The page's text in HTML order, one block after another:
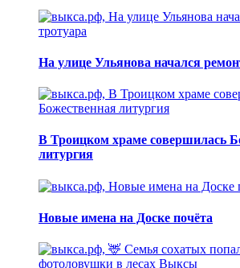
На улице Ульянова начался
В Троицком храме совершилась
литургия
Новые имена на Доске почёта